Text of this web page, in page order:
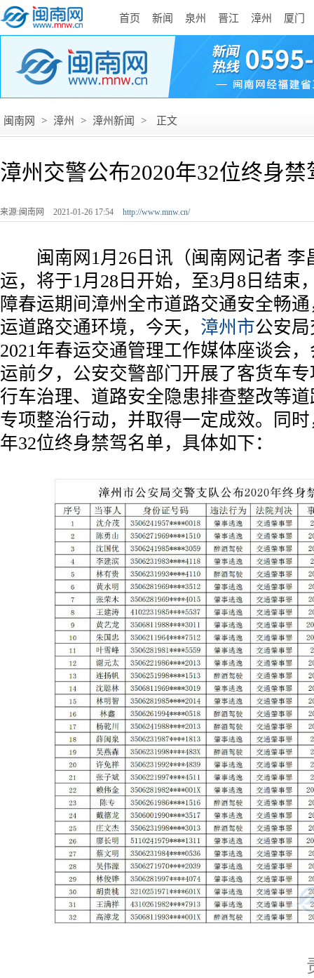
首页 新闻 泉州 晋江 漳州 厦门
闽南网 > 漳州 > 漳州新闻 > 正文
漳州交警公布2020年32位终身禁
来源:闽南网 2021-01-26 17:54 http://www.mnw.cn/
闽南网1月26日讯（闽南网记者 李
运，将于1月28日开始，至3月8日结束
障春运期间漳州全市道路交通安全畅
运道路交通环境，今天， 漳州市公安
2021年春运交通管理工作媒体座谈会
运前夕，公安交警部门开展了客货车
行车治理、道路安全隐患排查整改等
专项整治行动，并取得一定成效。同时
年32位终身禁驾名单，具体如下：